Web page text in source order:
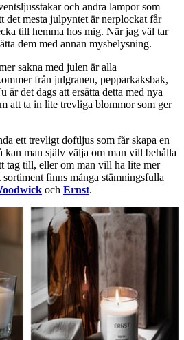
och andra lampor som
det mesta julpyntet är nerplockat får
till hemma hos mig. När jag väl tar
dem med annan mysbelysning.
sakna med julen är alla
från julgranen, pepparkaksbak,
är det dags att ersätta detta med nya
att ta in lite trevliga blommor som ger
ett trevligt doftljus som får skapa en
kan man själv välja om man vill behålla
tag till, eller om man vill ha lite mer
finns många stämningsfulla
och Ernst.